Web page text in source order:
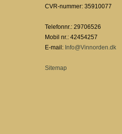
CVR-nummer: 35910077
Telefonnr.: 29706526
Mobil nr.: 42454257
E-mail: Info@Vinnorden.dk
Sitemap